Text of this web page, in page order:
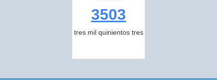
3503
tres mil quinientos tres